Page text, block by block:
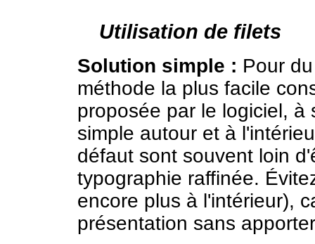
Utilisation de filets
Solution simple : Pour
méthode la plus facile
proposée par le logiciel, à
simple autour et à
défaut sont souvent loin
typographie raffinée.
encore plus à l'intérieur),
présentation sans